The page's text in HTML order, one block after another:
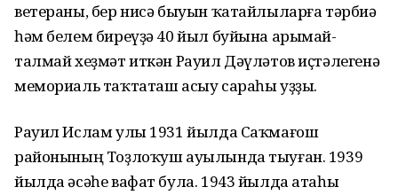
ветераны, бер нисә быуын ҡатайлыларға тәрбиә
һәм белем биреүҙә 40 йыл буйына арымай-
талмай хеҙмәт иткән Рауил Дәүләтов иҫтәлегенә
мемориаль таҡтаташ асыу сараһы уҙҙы.
Рауил Ислам улы 1931 йылда Саҡмағош
районының Тоҙлоҡуш ауылында тыуған. 1939
йылда әсәһе вафат була. 1943 йылда атаһы